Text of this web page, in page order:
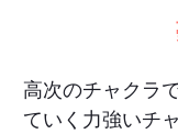
高次のチャクラ
ていく力強いチ